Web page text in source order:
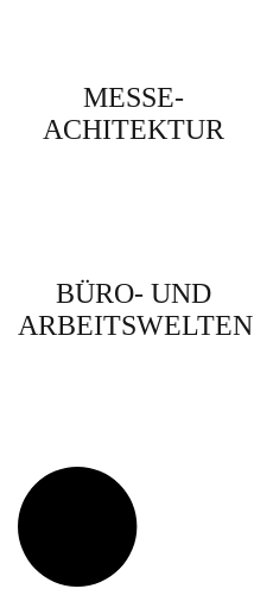
MESSE-
ACHITEKTUR
BÜRO- UND
ARBEITSWELTEN